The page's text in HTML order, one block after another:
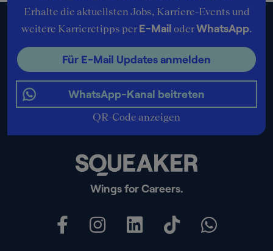
Wings for Careers.
Erhalte die aktuellsten Jobs, Karriere-Events und
weitere Karrieretipps per E-Mail oderWhatsApp.
Für E-Mail Updates anmelden
WhatsApp-Kanal beitreten
QR-Code anzeigen